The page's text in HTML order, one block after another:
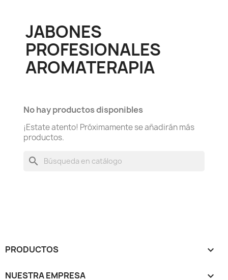
JABONES
PROFESIONALES
AROMATERAPIA
No hay productos disponibles
¡Estate atento! Próximamente se añadirán más
productos.
search
PRODUCTOS 
NUESTRA EMPRESA 